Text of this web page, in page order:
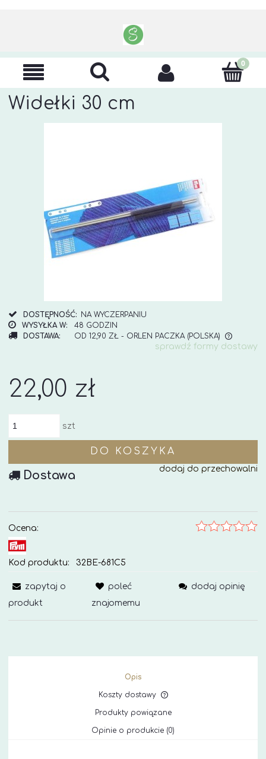
Widełki 30 cm
DOSTĘPNOŚĆ:
NA WYCZERPANIU
WYSYŁKA W:
48 GODZIN
DOSTAWA:
OD 12,90 ZŁ - ORLEN PACZKA (POLSKA)
CENA NIE ZAWIERA EWENTUALNYCH KOSZTÓW
sprawdź formy dostawy
22,00 zł
szt
DO KOSZYKA
dodaj do przechowalni
Dostawa
Ocena:
Kod produktu: 32BE-681C5
zapytaj o
produkt
poleć
znajomemu
dodaj opinię
Opis
Koszty dostawy
Produkty powiązane
Opinie o produkcie (0)